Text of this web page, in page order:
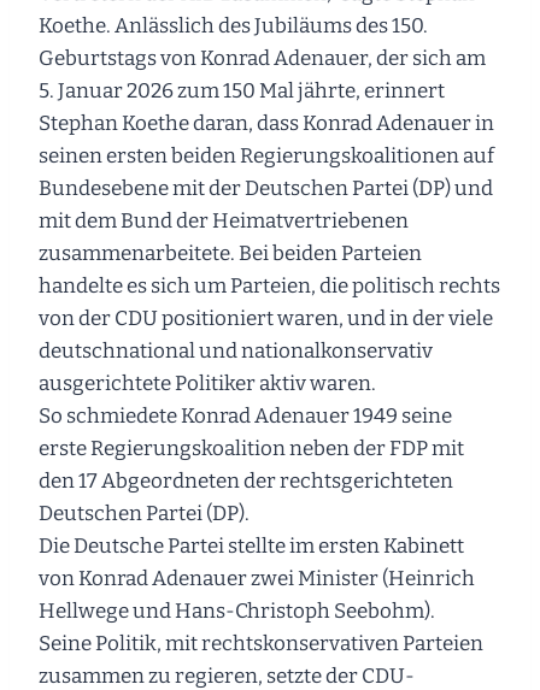
Koethe. Anlässlich des Jubiläums des 150.
Geburtstags von Konrad Adenauer, der sich am
5. Januar 2026 zum 150 Mal jährte, erinnert
Stephan Koethe daran, dass Konrad Adenauer in
seinen ersten beiden Regierungskoalitionen auf
Bundesebene mit der Deutschen Partei (DP) und
mit dem Bund der Heimatvertriebenen
zusammenarbeitete. Bei beiden Parteien
handelte es sich um Parteien, die politisch rechts
von der CDU positioniert waren, und in der viele
deutschnational und nationalkonservativ
ausgerichtete Politiker aktiv waren.
So schmiedete Konrad Adenauer 1949 seine
erste Regierungskoalition neben der FDP mit
den 17 Abgeordneten der rechtsgerichteten
Deutschen Partei (DP).
Die Deutsche Partei stellte im ersten Kabinett
von Konrad Adenauer zwei Minister (Heinrich
Hellwege und Hans-Christoph Seebohm).
Seine Politik, mit rechtskonservativen Parteien
zusammen zu regieren, setzte der CDU-